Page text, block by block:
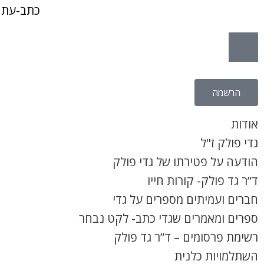
כתב-עת
הרשמה
אודות
גדי פולק ז"ל
הודעה על פטירתו של גדי פולק
ד”ר גד פולק- קורות חייו
חברים ועמיתים מספרים על גדי
ספרים ומאמרים שגדי כתב- לקט נבחר
רשימת פרסומים – ד”ר גד פולק
השתלמויות כלנית